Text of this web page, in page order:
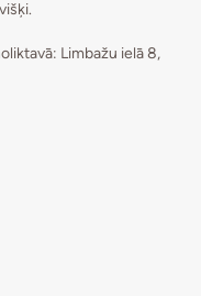
Limbažu ielā 8,